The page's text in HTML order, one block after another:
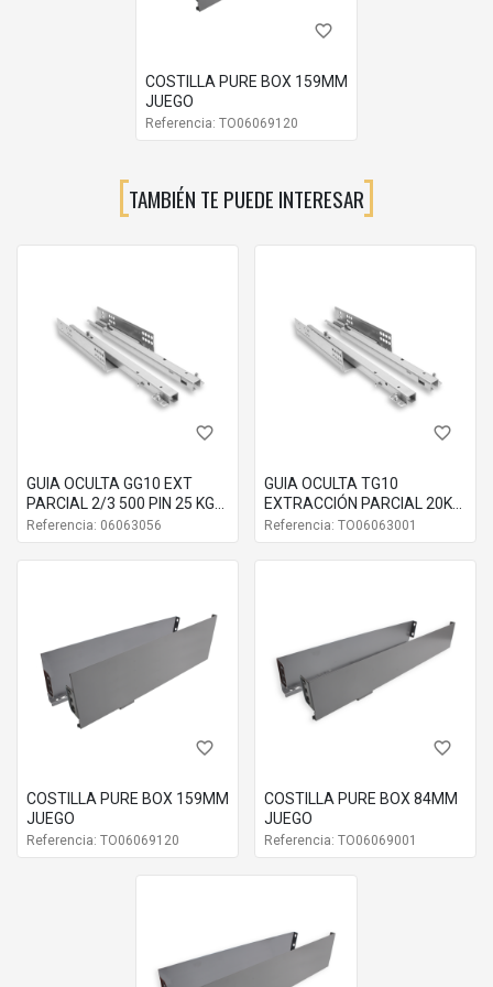
favorite_border
COSTILLA PURE BOX 159MM
JUEGO
Referencia: TO06069120
TAMBIÉN TE PUEDE INTERESAR
favorite_border
GUIA OCULTA GG10 EXT
PARCIAL 2/3 500 PIN 25 KG
JG
Referencia: 06063056
favorite_border
GUIA OCULTA TG10
EXTRACCIÓN PARCIAL 20KG
JUEGO
Referencia: TO06063001
favorite_border
COSTILLA PURE BOX 159MM
JUEGO
Referencia: TO06069120
favorite_border
COSTILLA PURE BOX 84MM
JUEGO
Referencia: TO06069001